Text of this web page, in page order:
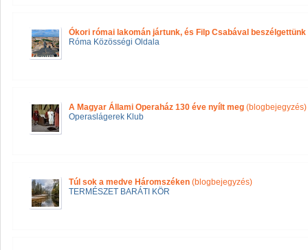
Ókori római lakomán jártunk, és Filp Csabával beszélgettünk
Róma Közösségi Oldala
A Magyar Állami Operaház 130 éve nyílt meg (blogbejegyzés)
Operaslágerek Klub
Túl sok a medve Háromszéken (blogbejegyzés)
TERMÉSZET BARÁTI KÖR